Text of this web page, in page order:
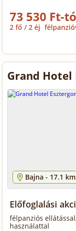
73 530 Ft-
2 fő / 2 éj
Grand Hotel
Bajna - 17.1 km
Előfoglalási
félpanziós
használattal